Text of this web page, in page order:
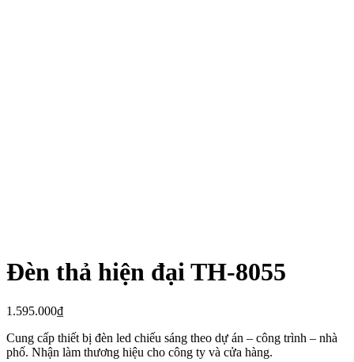
Đèn thả hiện đại TH-8055
1.595.000₫
Cung cấp thiết bị đèn led chiếu sáng theo dự án – công trình – nhà
phố. Nhận làm thương hiệu cho công ty và cửa hàng.